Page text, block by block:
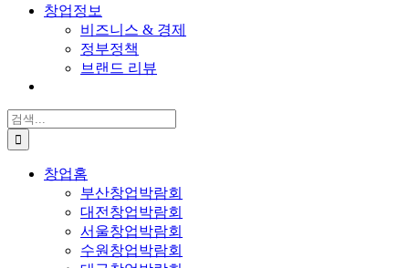
창업정보
비즈니스 & 경제
정부정책
브랜드 리뷰
검
색:
창업홈
부산창업박람회
대전창업박람회
서울창업박람회
수원창업박람회